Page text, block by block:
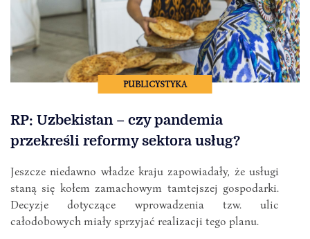
PUBLICYSTYKA
RP: Uzbekistan – czy pandemia
przekreśli reformy sektora usług?
Jeszcze niedawno władze kraju zapowiadały, że usługi
staną się kołem zamachowym tamtejszej gospodarki.
Decyzje dotyczące wprowadzenia tzw. ulic
całodobowych miały sprzyjać realizacji tego planu.